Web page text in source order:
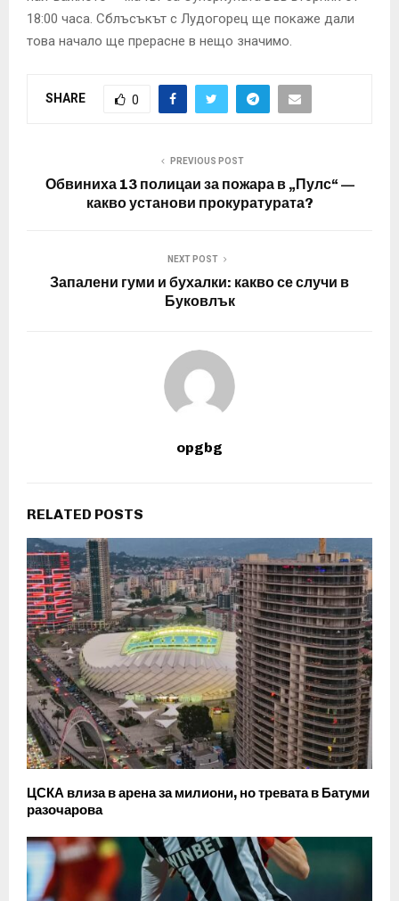
18:00 часа. Сблъсъкът с Лудогорец ще покаже дали
това начало ще прерасне в нещо значимо.
SHARE 0
PREVIOUS POST
Обвиниха 13 полицаи за пожара в „Пулс“ —
какво установи прокуратурата?
NEXT POST
Запалени гуми и бухалки: какво се случи в
Буковлък
opgbg
RELATED POSTS
ЦСКА влиза в арена за милиони, но тревата в Батуми
разочарова